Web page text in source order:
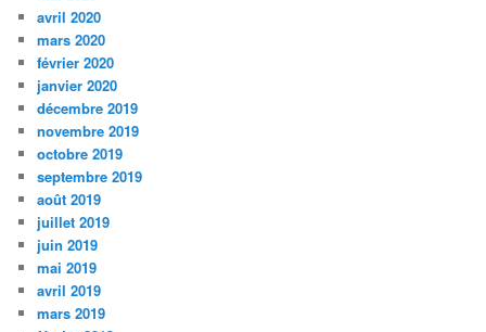
avril 2020
mars 2020
février 2020
janvier 2020
décembre 2019
novembre 2019
octobre 2019
septembre 2019
août 2019
juillet 2019
juin 2019
mai 2019
avril 2019
mars 2019